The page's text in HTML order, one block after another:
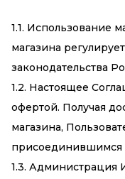
1.1. Использование
магазина
законодательства
1.2. Настоящее
офертой. Получая
магазина,
присоединившимся
1.3. Администрация